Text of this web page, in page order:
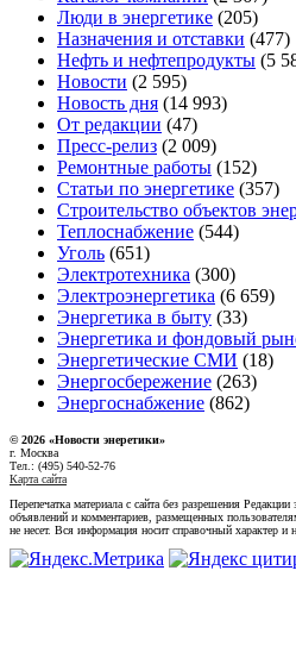
Люди в энергетике (205)
Назначения и отставки (477)
Нефть и нефтепродукты (5
Новости (2 595)
Новость дня (14 993)
От редакции (47)
Пресс-релиз (2 009)
Ремонтные работы (152)
Статьи по энергетике (357)
Строительство объектов
Теплоснабжение (544)
Уголь (651)
Электротехника (300)
Электроэнергетика (6 659)
Энергетика в быту (33)
Энергетика и фондовый
Энергетические СМИ (18)
Энергосбережение (263)
Энергоснабжение (862)
© 2026 «Новости энеретики»
г. Москва
Тел.: (495) 540-52-76
Карта сайта
Перепечатка материала с сайта без разрешения
объявлений и комментариев, размещенных
не несет. Вся информация носит справочный характер и